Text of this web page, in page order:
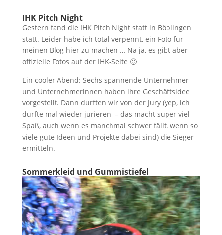
IHK Pitch Night
Gestern fand die IHK Pitch Night statt in Böblingen
statt. Leider habe ich total verpennt, ein Foto für
meinen Blog hier zu machen … Na ja, es gibt aber
offizielle Fotos auf der IHK-Seite 🙂
Ein cooler Abend: Sechs spannende Unternehmer
und Unternehmerinnen haben ihre Geschäftsidee
vorgestellt. Dann durften wir von der Jury (yep, ich
durfte mal wieder jurieren – das macht super viel
Spaß, auch wenn es manchmal schwer fällt, wenn so
viele gute Ideen und Projekte dabei sind) die Sieger
ermitteln.
Sommerkleid und Gummistiefel